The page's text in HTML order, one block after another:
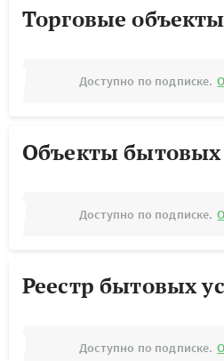
Торговые объекты
Доступно по подписке.
Объекты бытовых
Доступно по подписке.
Реестр бытовых
Доступно по подписке.